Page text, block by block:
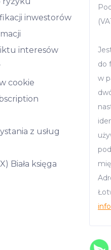
inwestorów
interesów
cookie
z usług
Biała księga
do
w
info